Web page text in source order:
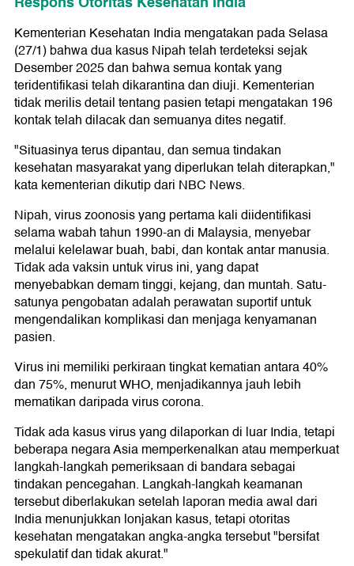
Kementerian Kesehatan India mengatakan pada Selasa
(27/1) bahwa dua kasus Nipah telah terdeteksi sejak
Desember 2025 dan bahwa semua kontak yang
teridentifikasi telah dikarantina dan diuji. Kementerian
tidak merilis detail tentang pasien tetapi mengatakan 196
kontak telah dilacak dan semuanya dites negatif.
"Situasinya terus dipantau, dan semua tindakan
kesehatan masyarakat yang diperlukan telah diterapkan,"
kata kementerian dikutip dari NBC News.
Nipah, virus zoonosis yang pertama kali diidentifikasi
selama wabah tahun 1990-an di Malaysia, menyebar
melalui kelelawar buah, babi, dan kontak antar manusia.
Tidak ada vaksin untuk virus ini, yang dapat
menyebabkan demam tinggi, kejang, dan muntah. Satu-
satunya pengobatan adalah perawatan suportif untuk
mengendalikan komplikasi dan menjaga kenyamanan
pasien.
Virus ini memiliki perkiraan tingkat kematian antara 40%
dan 75%, menurut WHO, menjadikannya jauh lebih
mematikan daripada virus corona.
Tidak ada kasus virus yang dilaporkan di luar India, tetapi
beberapa negara Asia memperkenalkan atau memperkuat
langkah-langkah pemeriksaan di bandara sebagai
tindakan pencegahan. Langkah-langkah keamanan
tersebut diberlakukan setelah laporan media awal dari
India menunjukkan lonjakan kasus, tetapi otoritas
kesehatan mengatakan angka-angka tersebut "bersifat
spekulatif dan tidak akurat."